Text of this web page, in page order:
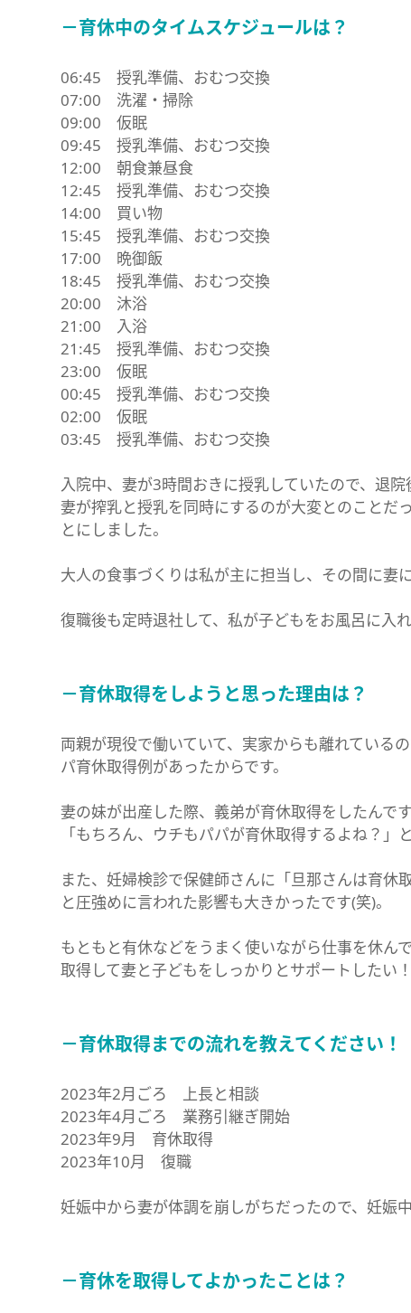
－育休中のタイムスケジュールは？
06:45 授乳準備、おむつ交換
07:00 洗濯・掃除
09:00 仮眠
09:45 授乳準備、おむつ交換
12:00 朝食兼昼食
12:45 授乳準備、おむつ交換
14:00 買い物
15:45 授乳準備、おむつ交換
17:00 晩御飯
18:45 授乳準備、おむつ交換
20:00 沐浴
21:00 入浴
21:45 授乳準備、おむつ交換
23:00 仮眠
00:45 授乳準備、おむつ交換
02:00 仮眠
03:45 授乳準備、おむつ交換
入院中、妻が3時間おきに授乳していたので、退院
妻が搾乳と授乳を同時にするのが大変とのことだ
とにしました。
大人の食事づくりは私が主に担当し、その間に妻
復職後も定時退社して、私が子どもをお風呂に入れ
－育休取得をしようと思った理由は？
両親が現役で働いていて、実家からも離れている
パ育休取得例があったからです。
妻の妹が出産した際、義弟が育休取得をしたんです
「もちろん、ウチもパパが育休取得するよね？」
また、妊婦検診で保健師さんに「旦那さんは育
と圧強めに言われた影響も大きかったです(笑)。
もともと有休などをうまく使いながら仕事を休ん
取得して妻と子どもをしっかりとサポートしたい
－育休取得までの流れを教えてください！
2023年2月ごろ 上長と相談
2023年4月ごろ 業務引継ぎ開始
2023年9月 育休取得
2023年10月 復職
妊娠中から妻が体調を崩しがちだったので、妊娠
－育休を取得してよかったことは？